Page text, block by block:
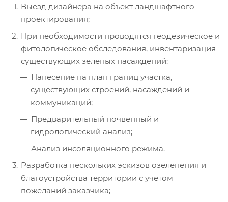
Выезд дизайнера на объект ландшафтного
проектирования;
При необходимости проводятся геодезическое и
фитологическое обследования, инвентаризация
существующих зеленых насаждений:
Нанесение на план границ участка,
существующих строений, насаждений и
коммуникаций;
Предварительный почвенный и
гидрологический анализ;
Анализ инсоляционного режима.
Разработка нескольких эскизов озеленения и
благоустройства территории с учетом
пожеланий заказчика;